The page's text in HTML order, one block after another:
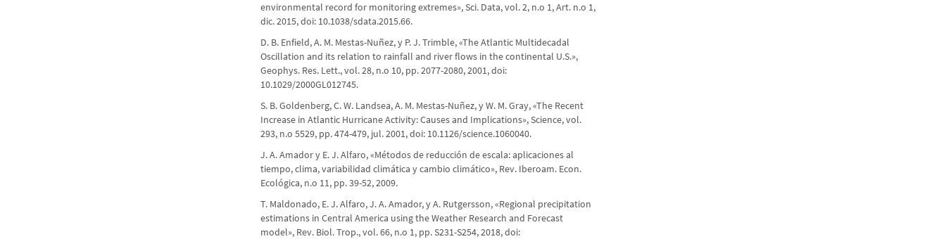
environmental record for monitoring extremes», Sci. Data, vol. 2, n.o 1, Art. n.o 1,
dic. 2015, doi: 10.1038/sdata.2015.66.
D. B. Enfield, A. M. Mestas-Nuñez, y P. J. Trimble, «The Atlantic Multidecadal
Oscillation and its relation to rainfall and river flows in the continental U.S.»,
Geophys. Res. Lett., vol. 28, n.o 10, pp. 2077-2080, 2001, doi:
10.1029/2000GL012745.
S. B. Goldenberg, C. W. Landsea, A. M. Mestas-Nuñez, y W. M. Gray, «The Recent
Increase in Atlantic Hurricane Activity: Causes and Implications», Science, vol.
293, n.o 5529, pp. 474-479, jul. 2001, doi: 10.1126/science.1060040.
J. A. Amador y E. J. Alfaro, «Métodos de reducción de escala: aplicaciones al
tiempo, clima, variabilidad climática y cambio climático», Rev. Iberoam. Econ.
Ecológica, n.o 11, pp. 39-52, 2009.
T. Maldonado, E. J. Alfaro, J. A. Amador, y A. Rutgersson, «Regional precipitation
estimations in Central America using the Weather Research and Forecast
model», Rev. Biol. Trop., vol. 66, n.o 1, pp. S231-S254, 2018, doi: